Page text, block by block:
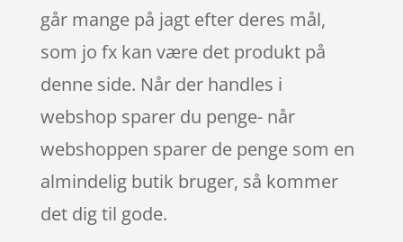
går mange på jagt efter deres mål,
som jo fx kan være det produkt på
denne side. Når der handles i
webshop sparer du penge- når
webshoppen sparer de penge som en
almindelig butik bruger, så kommer
det dig til gode.